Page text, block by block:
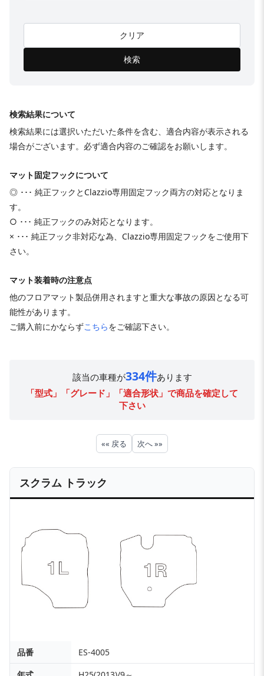
クリア
検索
検索結果について
検索結果には選択いただいた条件を含む、適合内容が表示される
場合がございます。必ず適合内容のご確認をお願いします。
マット固定フックについて
◎ ･･･ 純正フックとClazzio専用固定フック両方の対応となりま
す。
○ ･･･ 純正フックのみ対応となります。
× ･･･ 純正フック非対応な為、Clazzio専用固定フックをご使用下
さい。
マット装着時の注意点
他のフロアマット製品併用されますと重大な事故の原因となる可
能性があります。
ご購入前にかならずこちらをご確認下さい。
該当の車種が334件あります
「型式」「グレード」「適合形状」で商品を確定して
下さい
«« 戻る 次へ »»
スクラム トラック
品番
ES-4005